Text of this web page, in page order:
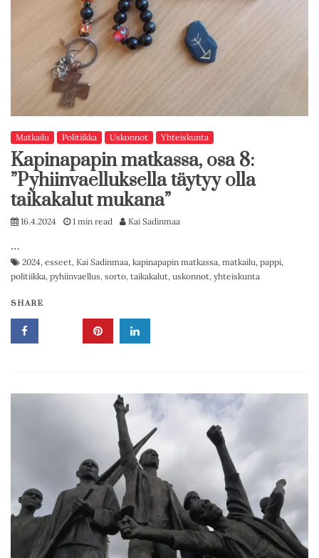
Matkailu Politiikka Uskonnot Yhteiskunta
Kapinapapin matkassa, osa 8:
”Pyhiinvaelluksella täytyy olla
taikakalut mukana”
16.4.2024 1 min read Kai Sadinmaa
…
2024, esseet, Kai Sadinmaa, kapinapapin matkassa, matkailu, pappi,
politiikka, pyhiinvaellus, sorto, taikakalut, uskonnot, yhteiskunta
SHARE